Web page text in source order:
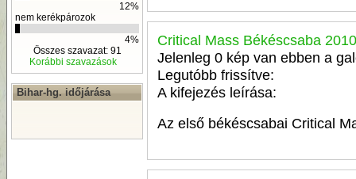
12%
nem kerékpározok
4%
Összes szavazat: 91
Korábbi szavazások
Bihar-hg. időjárása
Critical Mass Békéscsaba
Jelenleg 0 kép van ebben a
Legutóbb frissítve:
A kifejezés leírása:
Az első békéscsabai Critical